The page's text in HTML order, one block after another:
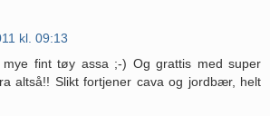
kl. 09:13
mye fint tøy assa ;-) Og grattis med super
altså!! Slikt fortjener cava og jordbær, helt